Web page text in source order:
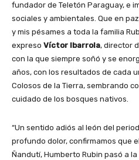
fundador de Teletón Paraguay, e
sociales y ambientales. Que en
y mis pésames a toda la familia
expreso Víctor Ibarrola, director
con la que siempre soñó y se
años, con los resultados de cada
Colosos de la Tierra, sembrando
cuidado de los bosques nativos.
“Un sentido adiós al león del
profundo dolor, confirmamos que
Ñandutí, Humberto Rubin pasó a